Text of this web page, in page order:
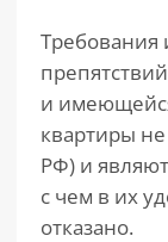
Требования
и
квартиры
РФ) и
с чем в их
отказано.